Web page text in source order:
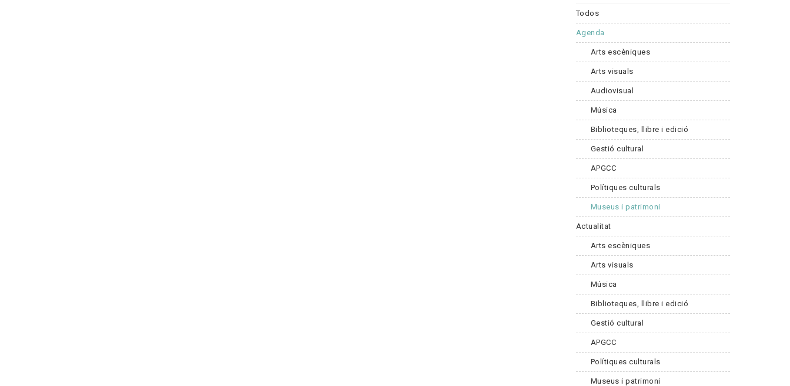
Todos
Agenda
Arts escèniques
Arts visuals
Audiovisual
Música
Biblioteques, llibre i edició
Gestió cultural
APGCC
Polítiques culturals
Museus i patrimoni
Actualitat
Arts escèniques
Arts visuals
Música
Biblioteques, llibre i edició
Gestió cultural
APGCC
Polítiques culturals
Museus i patrimoni